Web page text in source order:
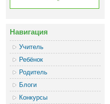
Навигация
Учитель
Ребёнок
Родитель
Блоги
Конкурсы